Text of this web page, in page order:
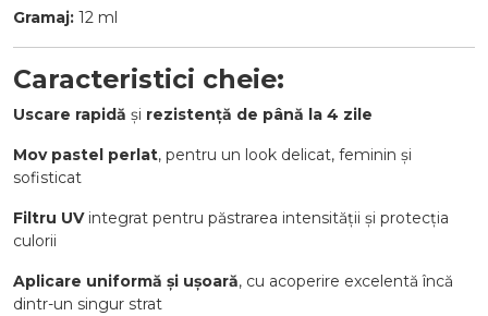
Gramaj: 12 ml
Caracteristici cheie:
Uscare rapidă și rezistență de până la 4 zile
Mov pastel perlat, pentru un look delicat, feminin și
sofisticat
Filtru UVintegrat pentru păstrarea intensității și protecția
culorii
Aplicare uniformă și ușoară, cu acoperire excelentă încă
dintr-un singur strat